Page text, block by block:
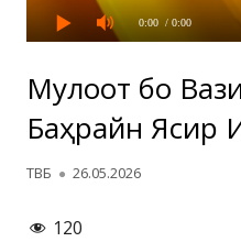
0:00 / 0:00
Мулоқот бо
Баҳрайн Ясир
Автор
ТВБ Опубликовано
26.05.2026
120